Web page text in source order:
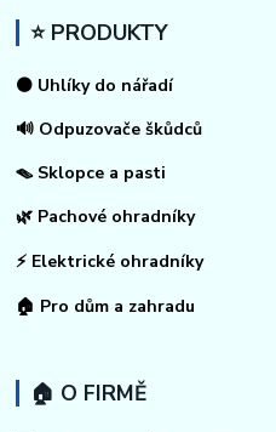
⭐ PRODUKTY
⚫ Uhlíky do nářadí
🔊 Odpuzovače škůdců
🪤 Sklopce a pasti
🌿 Pachové ohradníky
⚡ Elektrické ohradníky
🏠 Pro dům a zahradu
🏠 O FIRMĚ